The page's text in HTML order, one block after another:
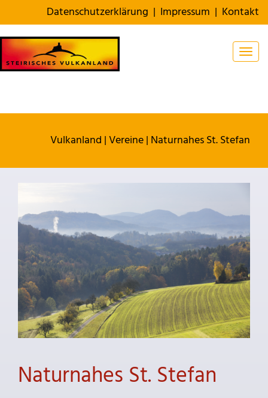
Datenschutzerklärung | Impressum | Kontakt
Vulkanland |Vereine| Naturnahes St. Stefan
Naturnahes St. Stefan